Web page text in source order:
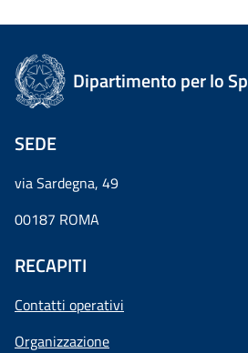
Dipartimento per lo
SEDE
via Sardegna, 49
00187 ROMA
RECAPITI
Contatti operativi
Organizzazione